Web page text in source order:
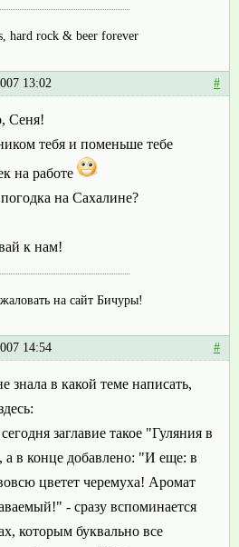
hard rock & beer forever
13:02 #
Сеня!
тебя и поменьше тебе
на работе
на Сахалине?
к нам!
на сайт Бичуры!
14:54 #
знала в какой теме написать,
заглавие такое "Гуляния в
а в конце добавлено: "И еще: в
цветет черемуха! Аромат
- сразу вспоминается
которым буквально все